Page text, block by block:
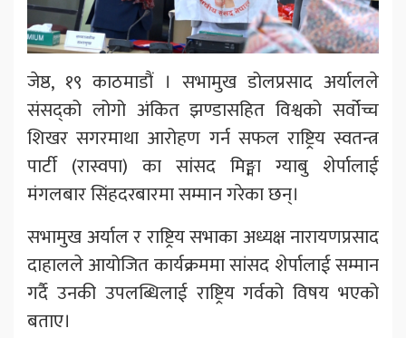
जेष्ठ, १९ काठमाडौं । सभामुख डोलप्रसाद अर्यालले
संसद्को लोगो अंकित झण्डासहित विश्वको सर्वोच्च
शिखर सगरमाथा आरोहण गर्न सफल राष्ट्रिय स्वतन्त्र
पार्टी (रास्वपा) का सांसद मिङ्मा ग्याबु शेर्पालाई
मंगलबार सिंहदरबारमा सम्मान गरेका छन्।
सभामुख अर्याल र राष्ट्रिय सभाका अध्यक्ष नारायणप्रसाद
दाहालले आयोजित कार्यक्रममा सांसद शेर्पालाई सम्मान
गर्दै उनकी उपलब्धिलाई राष्ट्रिय गर्वको विषय भएको
बताए।